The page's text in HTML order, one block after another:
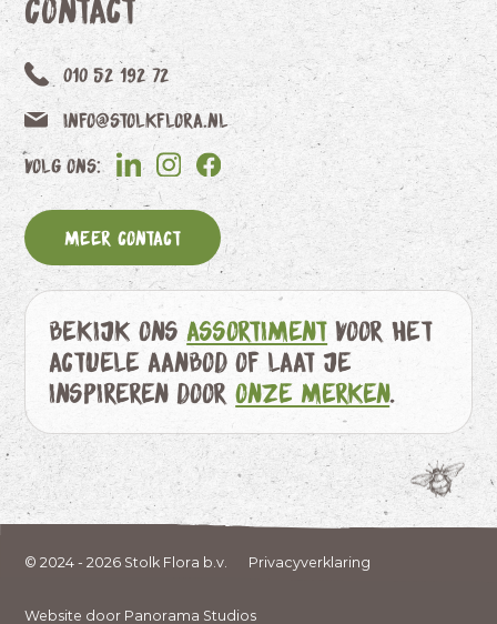
Contact
010 52 192 72
info@stolkflora.nl
Volg ons:
Meer contact
Bekijk onsassortiment voor het
actuele aanbod of laat je
inspireren dooronze merken.
© 2024 - 2026 Stolk Flora b.v. Privacyverklaring
Website door Panorama Studios